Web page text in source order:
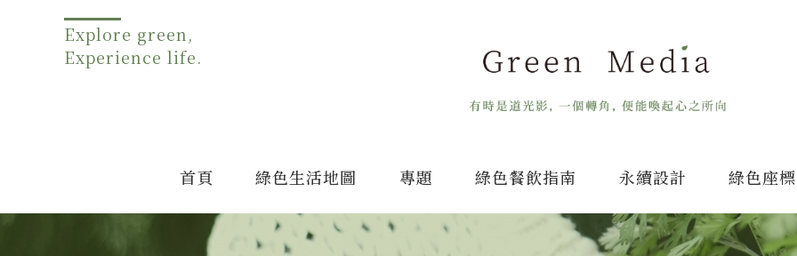
Explore green,
Experience life.
首頁 綠色生活地圖 專題 綠色餐飲指南 永續設計 綠色座標